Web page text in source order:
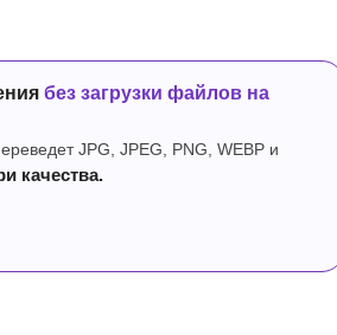
без загрузки файлов на
JPG, JPEG, PNG, WEBP и
качества.